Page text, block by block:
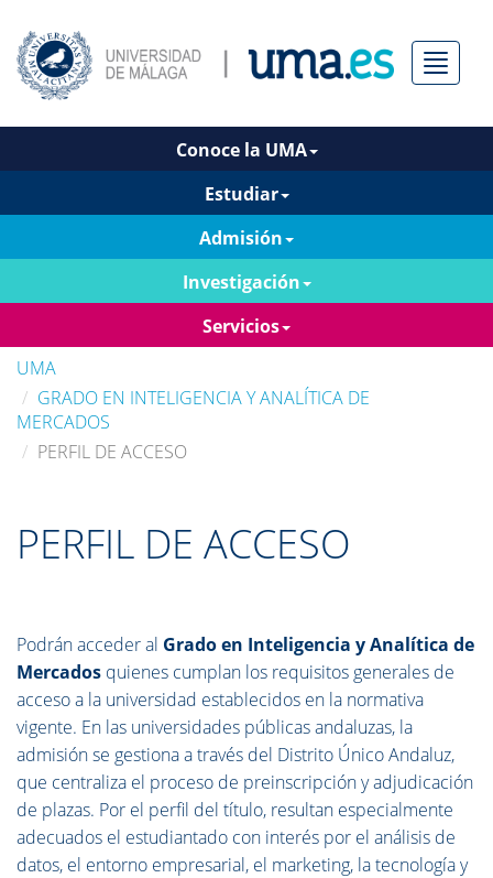
Menú
Conoce la UMA
Estudiar
Admisión
Investigación
Servicios
UMA
GRADO EN INTELIGENCIA Y ANALÍTICA DE
MERCADOS
PERFIL DE ACCESO
PERFIL DE ACCESO
Podrán acceder al Grado en Inteligencia y Analítica de
Mercados quienes cumplan los requisitos generales de
acceso a la universidad establecidos en la normativa
vigente. En las universidades públicas andaluzas, la
admisión se gestiona a través del Distrito Único Andaluz,
que centraliza el proceso de preinscripción y adjudicación
de plazas. Por el perfil del título, resultan especialmente
adecuados el estudiantado con interés por el análisis de
datos, el entorno empresarial, el marketing, la tecnología y